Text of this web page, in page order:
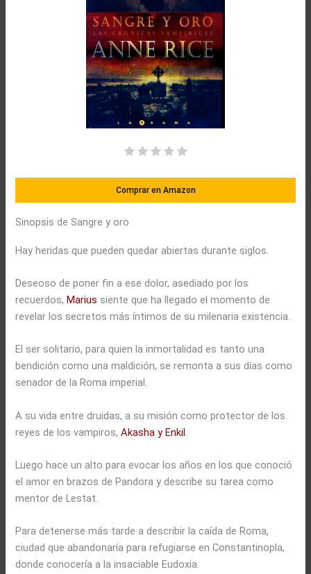
Comprar en Amazon
Sinopsis de Sangre y oro
Hay heridas que pueden quedar abiertas durante siglos.
Deseoso de poner fin a ese dolor, asediado por los
recuerdos,Marius siente que ha llegado el momento de
revelar los secretos más íntimos de su milenaria existencia.
El ser solitario, para quien la inmortalidad es tanto una
bendición como una maldición, se remonta a sus días como
senador de la Roma imperial.
A su vida entre druidas, a su misión como protector de los
reyes de los vampiros,Akasha y Enkil.
Luego hace un alto para evocar los años en los que conoció
el amor en brazos de Pandora y describe su tarea como
mentor de Lestat.
Para detenerse más tarde a describir la caída de Roma,
ciudad que abandonaría para refugiarse en Constantinopla,
donde conocería a la insaciable Eudoxia.